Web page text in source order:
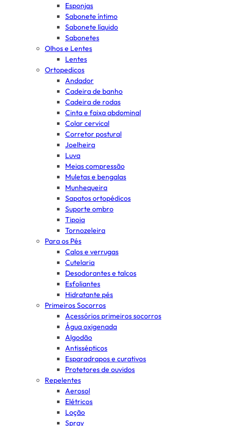
Esponjas
Sabonete íntimo
Sabonete líquido
Sabonetes
Olhos e Lentes
Lentes
Ortopedicos
Andador
Cadeira de banho
Cadeira de rodas
Cinta e faixa abdominal
Colar cervical
Corretor postural
Joelheira
Luva
Meias compressão
Muletas e bengalas
Munhequeira
Sapatos ortopédicos
Suporte ombro
Tipoia
Tornozeleira
Para os Pés
Calos e verrugas
Cutelaria
Desodorantes e talcos
Esfoliantes
Hidratante pés
Primeiros Socorros
Acessórios primeiros socorros
Água oxigenada
Algodão
Antissépticos
Esparadrapos e curativos
Protetores de ouvidos
Repelentes
Aerosol
Elétricos
Loção
Spray